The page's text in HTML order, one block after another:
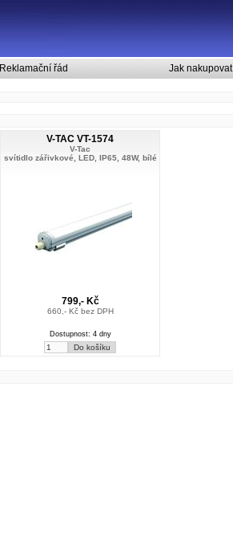
Reklamační řád Jak nakupovat
V-TAC VT-1574
V-Tac
svítidlo zářivkové, LED, IP65, 48W, bílé
799,- Kč
660,- Kč bez DPH
Dostupnost: 4 dny